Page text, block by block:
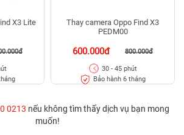
X3 Lite
Thay camera Oppo Find X3
PEDM00
600.000đ 800.000đ
30 - 45 phút
Bảo hành 6 tháng
0213 nếu không tìm thấy dịch vụ bạn mong
muốn!